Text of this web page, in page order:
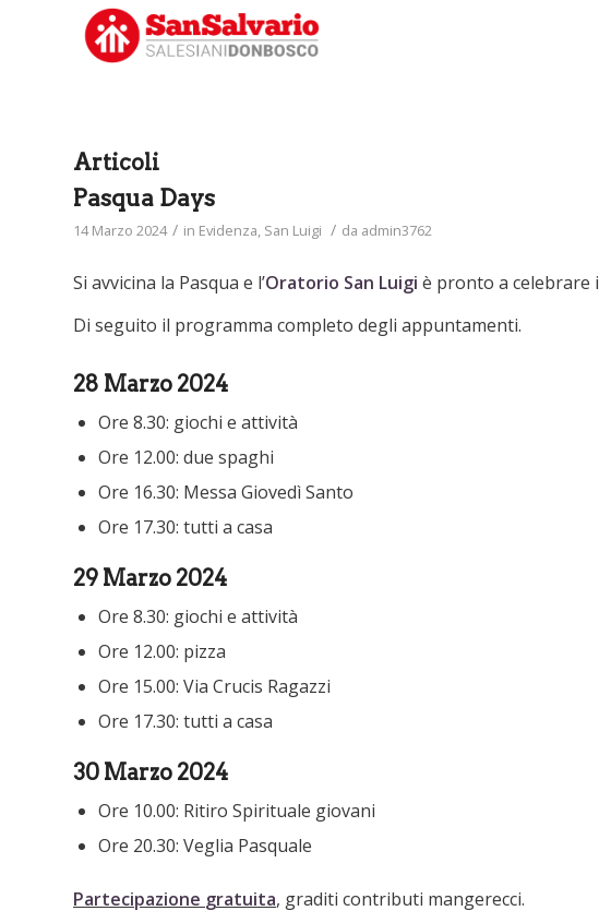
Articoli
Pasqua Days
14 Marzo 2024 / in Evidenza, San Luigi / da admin3762
Si avvicina la Pasqua e l’Oratorio San Luigi è pronto a celebrare i
Di seguito il programma completo degli appuntamenti.
28 Marzo 2024
Ore 8.30: giochi e attività
Ore 12.00: due spaghi
Ore 16.30: Messa Giovedì Santo
Ore 17.30: tutti a casa
29 Marzo 2024
Ore 8.30: giochi e attività
Ore 12.00: pizza
Ore 15.00: Via Crucis Ragazzi
Ore 17.30: tutti a casa
30 Marzo 2024
Ore 10.00: Ritiro Spirituale giovani
Ore 20.30: Veglia Pasquale
Partecipazione gratuita, graditi contributi mangerecci.